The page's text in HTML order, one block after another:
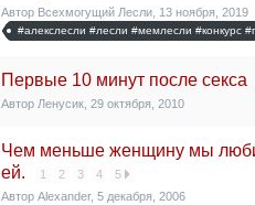
Автор Всехмогущий Лесли 13 ноября, 2019
Первые 10 минут после секса
Автор Ленусик 29 октября, 2010
Чем меньше женщину мы
ей.
1 2 3 4
5
Автор Alexander, 5 декабря, 2006